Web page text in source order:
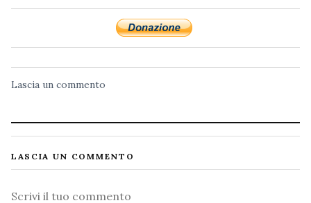
Lascia un commento
LASCIA UN COMMENTO
Commento